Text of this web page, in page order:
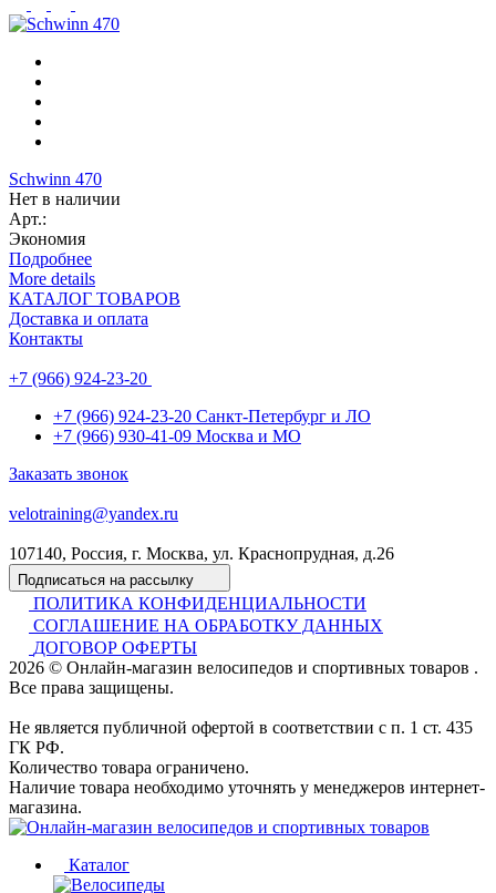
Schwinn 470
Нет в наличии
Арт.:
Экономия
Подробнее
More details
КАТАЛОГ ТОВАРОВ
Доставка и оплата
Контакты
+7 (966) 924-23-20
+7 (966) 924-23-20 Санкт-Петербург и ЛО
+7 (966) 930-41-09 Москва и МО
Заказать звонок
velotraining@yandex.ru
107140, Россия, г. Москва, ул. Краснопрудная, д.26
Подписаться на рассылку
ПОЛИТИКА КОНФИДЕНЦИАЛЬНОСТИ
СОГЛАШЕНИЕ НА ОБРАБОТКУ ДАННЫХ
ДОГОВОР ОФЕРТЫ
2026 © Онлайн-магазин велосипедов и спортивных товаров .
Все права защищены.
Не является публичной офертой в соответствии с п. 1 ст. 435
ГК РФ.
Количество товара ограничено.
Наличие товара необходимо уточнять у менеджеров интернет-
магазина.
Каталог